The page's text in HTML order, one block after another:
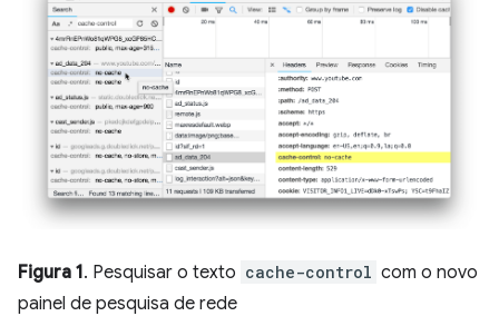
Figura 1. Pesquisar o texto cache-control com o novo
painel de pesquisa de rede